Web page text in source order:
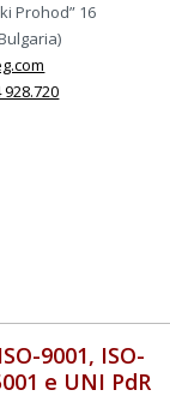
Prohod” 16
928.720
9001, ISO-
e UNI PdR